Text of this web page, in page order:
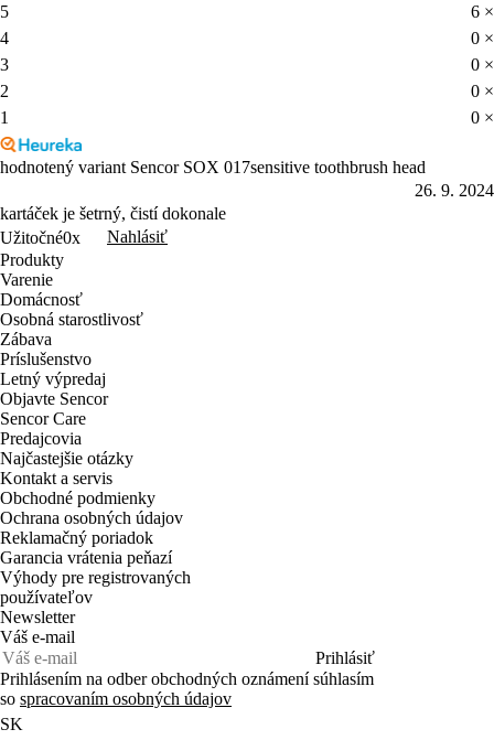
5
6 ×
4
0 ×
3
0 ×
2
0 ×
1
0 ×
hodnotený variant Sencor SOX 017sensitive toothbrush head
26. 9. 2024
kartáček je šetrný, čistí dokonale
Užitočné0x
Nahlásiť
Produkty
Varenie
Domácnosť
Osobná starostlivosť
Zábava
Príslušenstvo
Letný výpredaj
Objavte Sencor
Sencor Care
Predajcovia
Najčastejšie otázky
Kontakt a servis
Obchodné podmienky
Ochrana osobných údajov
Reklamačný poriadok
Garancia vrátenia peňazí
Výhody pre registrovaných
používateľov
Newsletter
Váš e-mail
Prihlásiť
Prihlásením na odber obchodných oznámení súhlasím
so spracovaním osobných údajov
SK